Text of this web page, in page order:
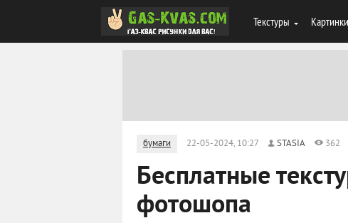
Текстуры
бумаги 22-05-2024, 10:27 STASIA 362
Бесплатные
фотошопа